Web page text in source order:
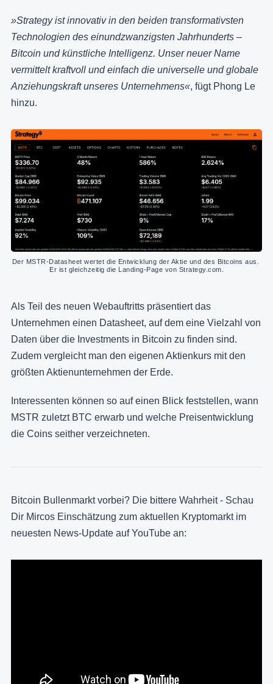
»Strategy ist innovativ in den beiden transformativsten
Technologien des einundzwanzigsten Jahrhunderts –
Bitcoin und künstliche Intelligenz. Unser neuer Name
vermittelt kraftvoll und einfach die universelle und globale
Anziehungskraft unseres Unternehmens«, fügt Phong Le
hinzu.
Der MSTR-Datasheet wertet die Entwicklung der Aktie und des Bitcoins aus.
Er ist gleichzeitig die Landing-Page von Strategy.com.
Als Teil des neuen Webauftritts präsentiert das
Unternehmen einen Datasheet, auf dem eine Vielzahl von
Daten über die Investments in Bitcoin zu finden sind.
Zudem vergleicht man den eigenen Aktienkurs mit den
größten Aktienunternehmen der Erde.
Interessenten können so auf einen Blick feststellen, wann
MSTR zuletzt BTC erwarb und welche Preisentwicklung
die Coins seither verzeichneten.
Bitcoin Bullenmarkt vorbei? Die bittere Wahrheit - Schau
Dir Mircos Einschätzung zum aktuellen Kryptomarkt im
neuesten News-Update auf YouTube an: